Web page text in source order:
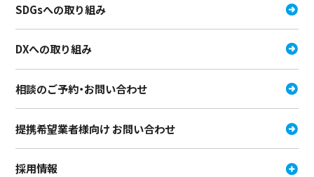
SDGsへの取り組み
DXへの取り組み
相談のご予約・お問い合わせ
提携希望業者様向け お問い合わせ
採用情報